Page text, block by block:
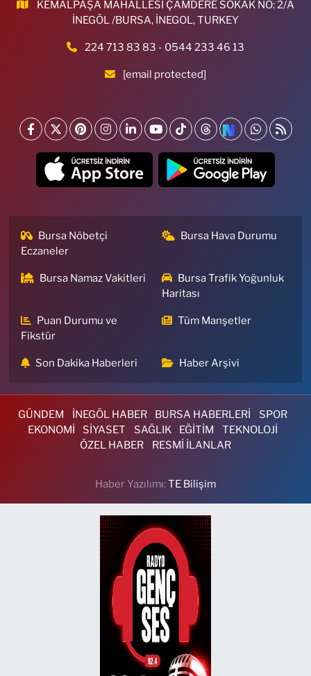
KEMALPAŞA MAHALLESİ ÇAMDERE SOKAK NO: 2/A
İNEGÖL /BURSA, İNEGOL, TURKEY
224 713 83 83 - 0544 233 46 13
[email protected]
Bursa Nöbetçi
Eczaneler
Bursa Hava Durumu
Bursa Namaz Vakitleri
Bursa Trafik Yoğunluk
Haritası
Puan Durumu ve
Fikstür
Tüm Manşetler
Son Dakika Haberleri Haber Arşivi
GÜNDEM İNEGÖL HABER BURSA HABERLERİ
SPOR
EKONOMİ
SİYASET SAĞLIK EĞİTİM
TEKNOLOJİ
ÖZEL HABER
RESMİ İLANLAR
Haber Yazılımı:TE Bilişim